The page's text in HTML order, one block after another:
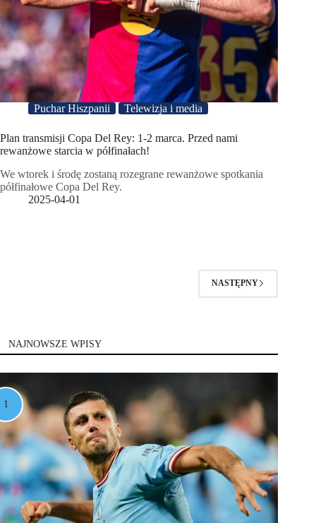
Puchar Hiszpanii Telewizja i media
Plan transmisji Copa Del Rey: 1-2 marca. Przed nami
rewanżowe starcia w półfinałach!
We wtorek i środę zostaną rozegrane rewanżowe spotkania
półfinałowe Copa Del Rey.
2025-04-01
NASTĘPNY
NAJNOWSZE WPISY